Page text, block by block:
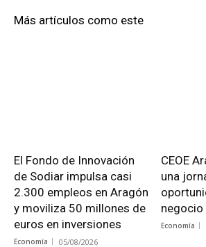
Más artículos como este
El Fondo de Innovación
de Sodiar impulsa casi
2.300 empleos en Aragón
y moviliza 50 millones de
euros en inversiones
Economía 05/08/2026
CEOE
una
negocio
Economía